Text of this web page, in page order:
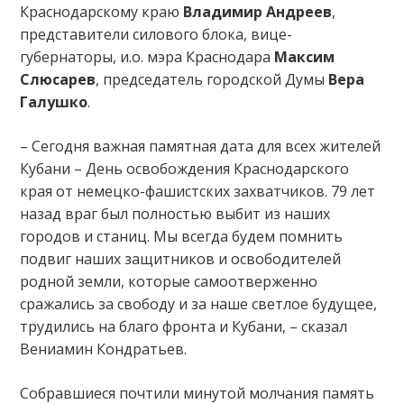
Краснодарскому краю Владимир Андреев,
представители силового блока, вице-
губернаторы, и.о. мэра Краснодара Максим
Слюсарев, председатель городской Думы Вера
Галушко.
– Сегодня важная памятная дата для всех жителей
Кубани – День освобождения Краснодарского
края от немецко-фашистских захватчиков. 79 лет
назад враг был полностью выбит из наших
городов и станиц. Мы всегда будем помнить
подвиг наших защитников и освободителей
родной земли, которые самоотверженно
сражались за свободу и за наше светлое будущее,
трудились на благо фронта и Кубани, – сказал
Вениамин Кондратьев.
Собравшиеся почтили минутой молчания память